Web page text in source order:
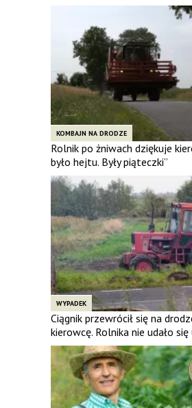
KOMBAJN NA DRODZE
Rolnik po żniwach dziękuje
było hejtu. Były piąteczki”
WYPADEK
Ciągnik przewrócił się na
kierowcę. Rolnika nie udało